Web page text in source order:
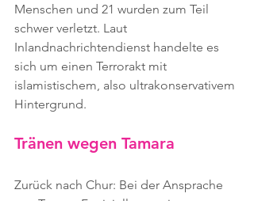
Menschen und 21 wurden zum Teil
schwer verletzt. Laut
Inlandnachrichtendienst handelte es
sich um einen Terrorakt mit
islamistischem, also ultrakonservativem
Hintergrund.
Tränen wegen Tamara
Zurück nach Chur: Bei der Ansprache